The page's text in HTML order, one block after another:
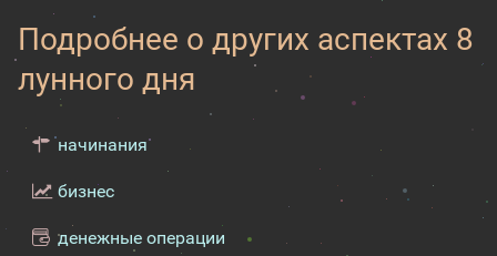
Подробнее о других аспектах 8
лунного дня
начинания
бизнес
денежные операции